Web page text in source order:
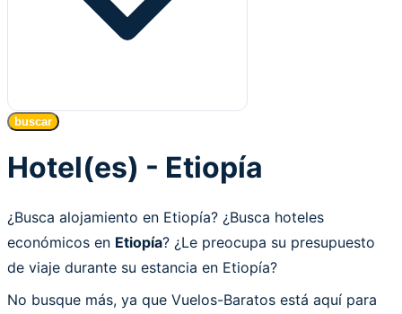
buscar
Hotel(es) - Etiopía
¿Busca alojamiento en Etiopía? ¿Busca hoteles
económicos en Etiopía? ¿Le preocupa su presupuesto
de viaje durante su estancia en Etiopía?
No busque más, ya que Vuelos-Baratos está aquí para